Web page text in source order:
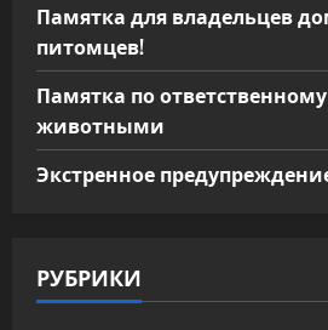
Памятка для владельцев
питомцев!
Памятка по
животными
Экстренное
РУБРИКИ